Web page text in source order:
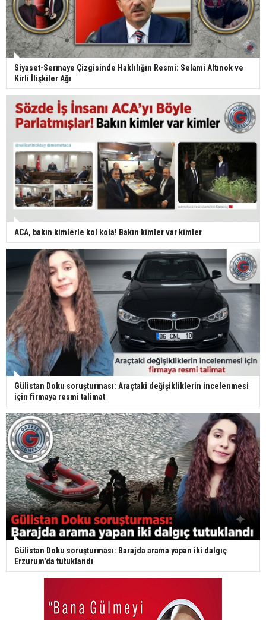
Siyaset-Sermaye Çizgisinde Haklılığın Resmi: Selami Altınok ve
Kirli İlişkiler Ağı
ACA, bakın kimlerle kol kola! Bakın kimler var kimler
Gülistan Doku soruşturması: Araçtaki değişikliklerin incelenmesi
için firmaya resmi talimat
Gülistan Doku soruşturması: Barajda arama yapan iki dalgıç
Erzurum'da tutuklandı